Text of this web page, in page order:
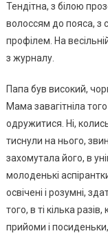
Тендітна, з білою
волоссям до пояса, з
профілем. На
з журналу.
Папа був високий,
Мама завагітніла
одружитися. Ні,
тиснули на нього,
захомутала його, в
молоденькі
освічені і розумні,
того, в ті кілька
прийоми і